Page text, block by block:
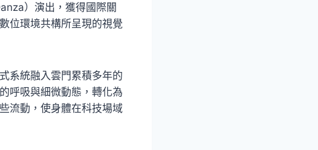
）演出，獲得國際關
位環境共構所呈現的視覺
系統融入雲門累積多年的
呼吸與細微動態，轉化為
流動，使身體在科技場域